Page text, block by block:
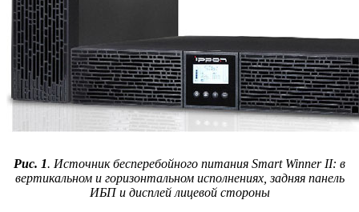
Рис. 1. Источник бесперебойного питания Smart Winner II: в
вертикальном и горизонтальном исполнениях, задняя панель
ИБП и дисплей лицевой стороны